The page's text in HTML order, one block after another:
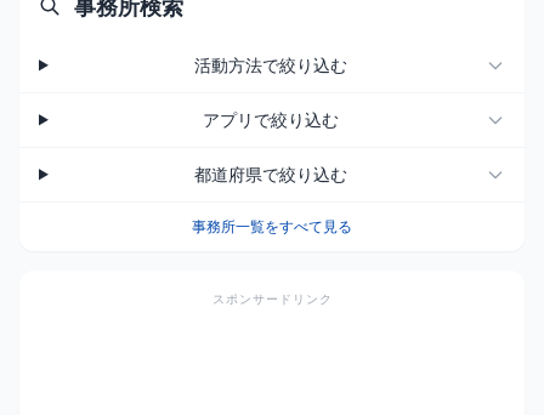
事務所検索
活動方法で絞り込む
アプリで絞り込む
都道府県で絞り込む
事務所一覧をすべて見る
スポンサードリンク